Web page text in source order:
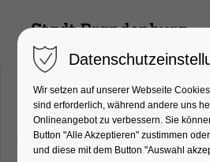
„Stadtrundfahrt“
Stunden
Wir setzen auf unserer Webseite
sind erforderlich, während andere uns
Onlineangebot zu verbessern. Sie
Button "Alle Akzeptieren" zustimmen
und diese mit dem Button "Auswahl